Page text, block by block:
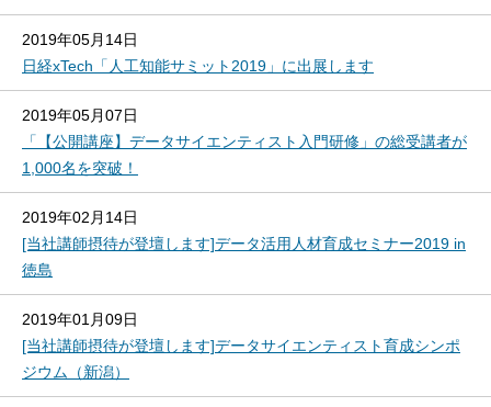
2019年05月14日
日経xTech「人工知能サミット2019」に出展します
2019年05月07日
「【公開講座】データサイエンティスト入門研修」の総受講者が
1,000名を突破！
2019年02月14日
[当社講師摂待が登壇します]データ活用人材育成セミナー2019 in
徳島
2019年01月09日
[当社講師摂待が登壇します]データサイエンティスト育成シンポ
ジウム（新潟）